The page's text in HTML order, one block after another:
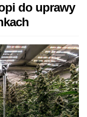
do uprawy